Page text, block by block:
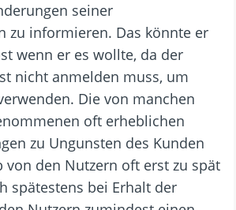
seiner
zu informieren. Das könnte er
wenn er es wollte, da der
nicht anmelden muss, um
Die von manchen
oft erheblichen
zu Ungunsten des Kunden
von den Nutzern oft erst zu spät
spätestens bei Erhalt der